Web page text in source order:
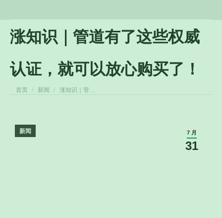
涨知识｜管道有了这些权威
认证，就可以放心购买了！
您在这里：
首页 新闻 涨知识｜管…
7 月
31
新闻